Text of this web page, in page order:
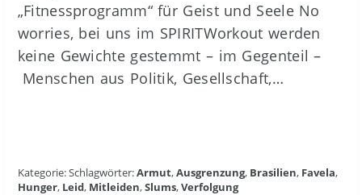
„Fitnessprogramm“ für Geist und Seele No
worries, bei uns im SPIRITWorkout werden
keine Gewichte gestemmt – im Gegenteil –
Menschen aus Politik, Gesellschaft,…
Kategorie: Schlagwörter:Armut,Ausgrenzung, Brasilien, Favela,
Hunger, Leid, Mitleiden,Slums,Verfolgung